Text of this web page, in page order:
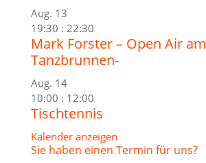
Aug. 13
19:30 : 22:30
Mark Forster – Open Air am
Tanzbrunnen-
Aug. 14
10:00 : 12:00
Tischtennis
Kalender anzeigen
Sie haben einen Termin für uns?